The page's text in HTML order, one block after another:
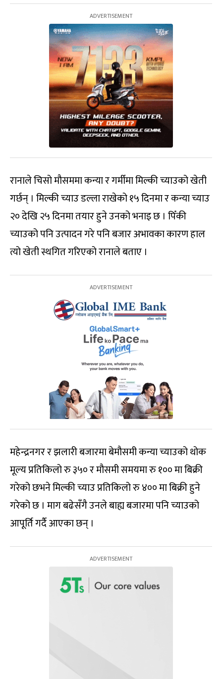
रानाले चिसो मौसममा कन्या र गर्मीमा मिल्की च्याउको खेती
गर्छन् । मिल्की च्याउ डल्ला राखेको १५ दिनमा र कन्या च्याउ
२० देखि २५ दिनमा तयार हुने उनको भनाइ छ । पिँकी
च्याउको पनि उत्पादन गरे पनि बजार अभावका कारण हाल
त्यो खेती स्थगित गरिएको रानाले बताए ।
महेन्द्रनगर र झलारी बजारमा बेमौसमी कन्या च्याउको थोक
मूल्य प्रतिकिलो रु ३५० र मौसमी समयमा रु १०० मा बिक्री
गरेको छभने मिल्की च्याउ प्रतिकिलो रु ४०० मा बिक्री हुने
गरेको छ । माग बढेसँगै उनले बाह्य बजारमा पनि च्याउको
आपूर्ति गर्दै आएका छन् ।